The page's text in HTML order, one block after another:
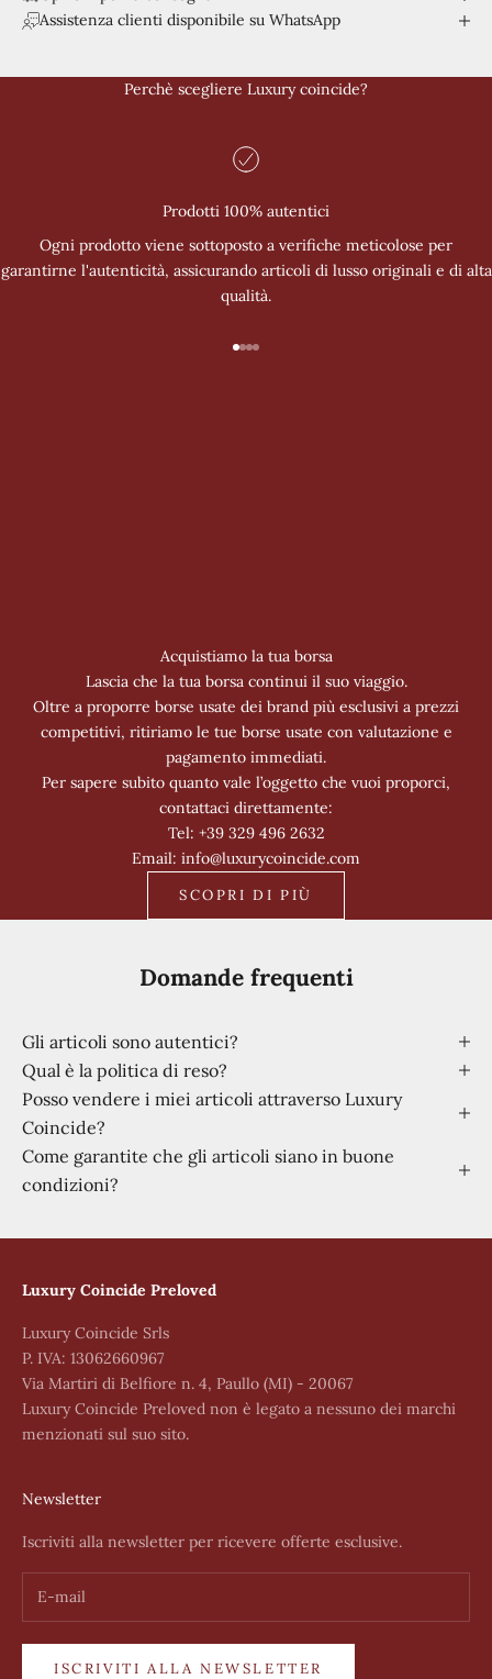
Assistenza clienti disponibile su WhatsApp
Perchè scegliere Luxury coincide?
Prodotti 100% autentici
Ogni prodotto viene sottoposto a verifiche meticolose per
garantirne l'autenticità, assicurando articoli di lusso originali e di alta
qualità.
Vai all'articolo 1
Vai all'articolo 2
Vai all'articolo 3
Vai all'articolo 4
Acquistiamo la tua borsa
Lascia che la tua borsa continui il suo viaggio.
Oltre a proporre borse usate dei brand più esclusivi a prezzi
competitivi, ritiriamo le tue borse usate con valutazione e
pagamento immediati.
Per sapere subito quanto vale l’oggetto che vuoi proporci,
contattaci direttamente:
Tel: +39 329 496 2632
Email: info@luxurycoincide.com
SCOPRI DI PIÙ
Domande frequenti
Gli articoli sono autentici?
Qual è la politica di reso?
Posso vendere i miei articoli attraverso Luxury
Coincide?
Come garantite che gli articoli siano in buone
condizioni?
Luxury Coincide Preloved
Luxury Coincide Srls
P. IVA: 13062660967
Via Martiri di Belfiore n. 4, Paullo (MI) - 20067
Luxury Coincide Preloved non è legato a nessuno dei marchi
menzionati sul suo sito.
Newsletter
Iscriviti alla newsletter per ricevere offerte esclusive.
ISCRIVITI ALLA NEWSLETTER